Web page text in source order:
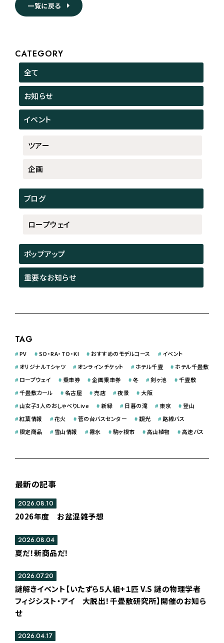
一覧に戻る
CATEGORY
全て
お知らせ
イベント
ツアー
企画
ブログ
ロープウェイ
ポップアップ
重要なお知らせ
TAG
#PV #SO・RA・TO・KI #おすすめのモデルコース # イベント
# オリジナルＴシャツ # オンラインチケット # ホテル千畳 # ホテル千畳敷
# ロープウェイ # 乗車券 #企画乗車券 #冬 #剣ヶ池 #千畳敷
#千畳敷カール #名古屋 #売店 #夜景 # 大阪
#山女子3人のおしゃべりLive # 新緑 # 日暮の滝 #東京 #登山
#紅葉情報 #花火 #菅の台バスセンター # 観光 # 路線バス
# 限定商品 # 雪山情報 #霧氷 #駒ヶ根市 #高山植物 #高速バス
最新の記事
2026年度 お盆混雑予想
2026.08.10
夏だ！新商品だ！
2026.08.04
謎解きイベント【いたずら５人組+１匹 V.S 謎の物理学者
フィジシスト・アイ 大脱出！千畳敷研究所】開催のお知ら
せ
2026.07.20
2026.04.17